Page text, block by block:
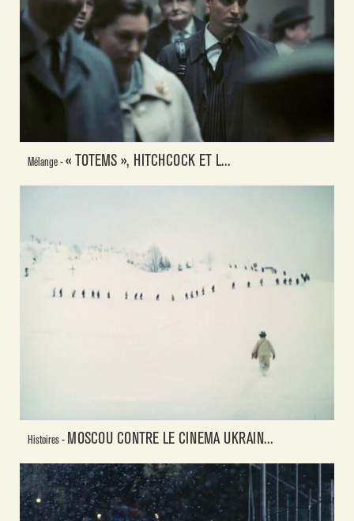
Mélange -« TOTEMS », HITCHCOCK ET L...
Histoires - MOSCOU CONTRE LE CINEMA UKRAIN...